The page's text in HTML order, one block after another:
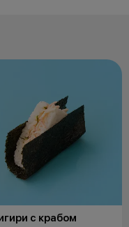
с крабом